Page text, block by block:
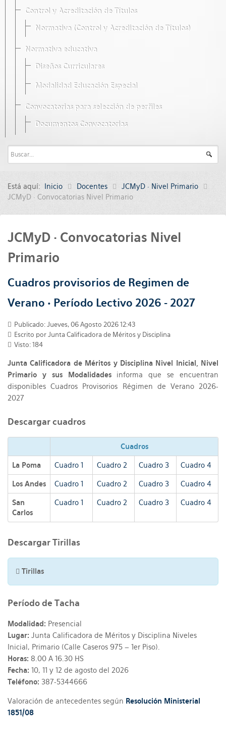
Control y Acreditación de Títulos
Normativa (Control y Acreditación de Títulos)
Normativa educativa
Diseños Curriculares
Modalidad Educación Especial
Convocatorias para selección de perfiles
Documentos Convocatorias
Está aquí: Inicio Docentes
JCMyD · Nivel Primario
JCMyD · Convocatorias Nivel Primario
JCMyD · Convocatorias Nivel
Primario
Cuadros provisorios de Regimen de
Verano • Período Lectivo 2026 - 2027
Publicado: Jueves, 06 Agosto 2026 12:43
Escrito por Junta Calificadora de Méritos y Disciplina
Visto: 184
Junta Calificadora de Méritos y Disciplina Nivel Inicial, Nivel
Primario y sus Modalidadesinforma que se encuentran
disponibles Cuadros Provisorios Régimen de Verano 2026-
2027
Descargar cuadros
Cuadros
La Poma Cuadro 1 Cuadro 2 Cuadro 3 Cuadro 4
Los Andes Cuadro 1 Cuadro 2 Cuadro 3 Cuadro 4
San
Carlos
Cuadro 1 Cuadro 2 Cuadro 3 Cuadro 4
Descargar Tirillas
Tirillas
Período de Tacha
Modalidad: Presencial
Lugar: Junta Calificadora de Méritos y Disciplina Niveles
Inicial, Primario (Calle Caseros 975 – 1er Piso).
Horas: 8.00 A 16.30 HS
Fecha: 10, 11 y 12 de agosto del 2026
Teléfono: 387-5344666
Valoración de antecedentes según Resolución Ministerial
1851/08